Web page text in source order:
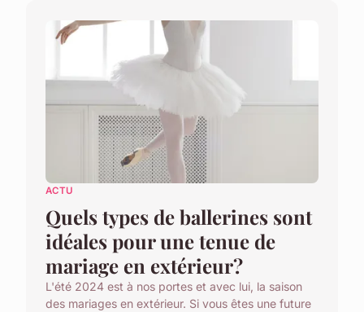
ACTU
Quels types de ballerines sont
idéales pour une tenue de
mariage en extérieur?
L'été 2024 est à nos portes et avec lui, la saison
des mariages en extérieur. Si vous êtes une future